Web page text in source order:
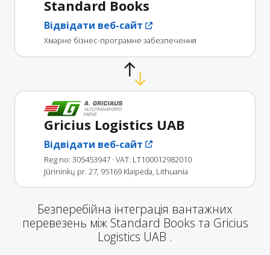
Standard Books
Відвідати веб-сайт
Хмарне бізнес-програмне забезпечення
Gricius Logistics UAB
Відвідати веб-сайт
Reg no: 305453947 · VAT: LT100012982010
Jūrininkų pr. 27, 95169 Klaipėda, Lithuania
Безперебійна інтеграція вантажних
перевезень між Standard Books та Gricius
Logistics UAB .